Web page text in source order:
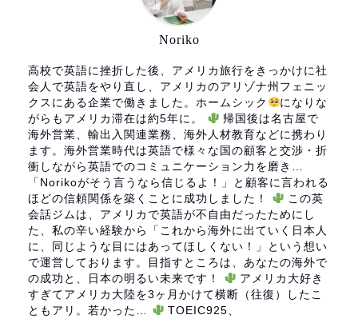
Noriko
高校で英語に挫折した後、アメリカ旅行をきっかけに社
会人で英語をやり直し、アメリカのアリゾナ州フェニッ
クスにある企業で働きました。ホームシック
になりな
がらもアメリカ滞在は約5年に。
帰国後は名古屋で
海外営業、輸出入関連業務、海外人材教育などに携わり
ます。海外営業時代は英語で様々な国の顧客と交渉・折
衝しながら英語でのコミュニケーション力を磨き…
「Norikoがそう言うなら信じるよ！」と顧客に言われる
ほどの信頼関係を築くことに成功しました！
この英
会話ジムは、アメリカで英語が不自由だったためにし
た、私の辛い経験から「これから海外に出ていく日本人
に、同じような目にはあってほしくない！」という想い
で運営しております。目指すところは、あなたの海外で
の成功と、日本の明るい未来です！
アメリカ大好き
すぎてアメリカ大陸を3ヶ月かけて横断（往復）したこ
ともアリ。若かった…
TOEIC925、